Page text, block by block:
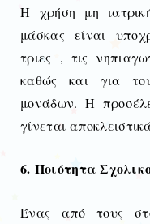
Η χρήση μη
μάσκας είναι
τριες , τις
καθώς και για
μονάδων. Η
γίνεται
6. Ποιότητα
Ένας από τους